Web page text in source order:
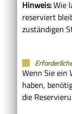
Hinweis:Wie
reserviert
zuständigen
Wenn Sie ein
haben,
die